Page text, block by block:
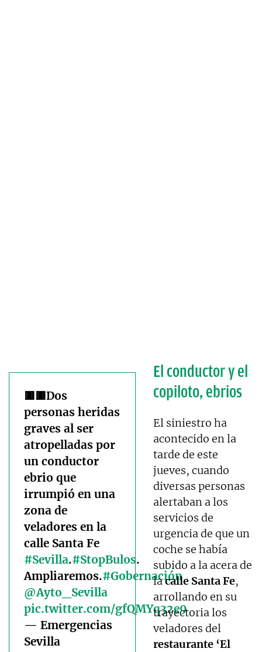
🟥🟥Dos
personas heridas
graves al ser
atropelladas por
un conductor
ebrio que
irrumpió en una
zona de
veladores en la
calle Santa Fe
#Sevilla.#StopBulos.
Ampliaremos.#Gobernación
@Ayto_Sevilla
pic.twitter.com/gfQMYq32e9
— Emergencias
Sevilla
El conductor y el
copiloto, ebrios
El siniestro ha
acontecido en la
tarde de este
jueves, cuando
diversas personas
alertaban a los
servicios de
urgencia de que un
coche se había
subido a la acera de
lacalle Santa Fe,
arrollando en su
trayectoria los
veladores del
restaurante ‘El